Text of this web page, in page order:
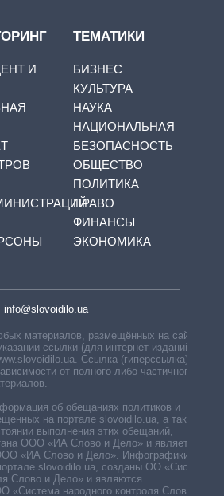
И
ТЕМАТИКИ
БИЗНЕС
КУЛЬТУРА
НАУКА
НАЦИОНАЛЬНАЯ
БЕЗОПАСНОСТЬ
ОБЩЕСТВО
ПОЛИТИКА
ПРАВО
ФИНАНСЫ
ЭКОНОМИКА
info@slovoidilo.ua
материалов, размещённых на сайте,
ссылки (для интернет-изданий —
Ссылка (гиперссылка)
от полного либо частичного
об обещаниях политиков и
на портале slovoidilo.ua, а также
выполнения этих обещаний,
ООО «ИА Слово и Дело» и является
«ИА Слово и Дело». Инфографики,
slovoidilo.ua, созданы ОО «Система
Слово и Дело» и являются
«Система народного контроля Слово и